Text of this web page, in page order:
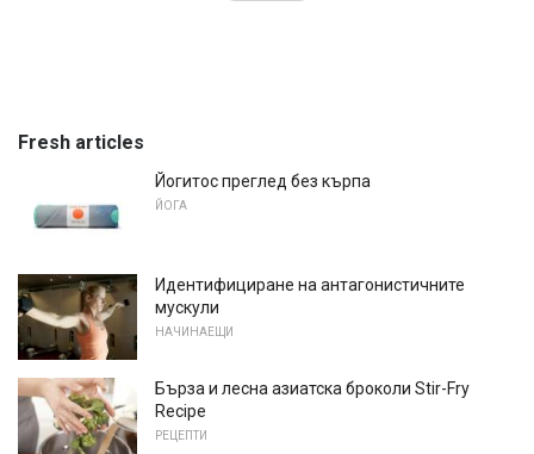
Fresh articles
Йогитос преглед без кърпа
ЙОГА
Идентифициране на антагонистичните
мускули
НАЧИНАЕЩИ
Бърза и лесна азиатска броколи Stir-Fry
Recipe
РЕЦЕПТИ